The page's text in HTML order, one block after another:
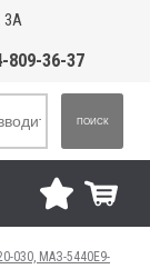
3А
809-36-37
ПОИСК
030, МАЗ-5440E9-